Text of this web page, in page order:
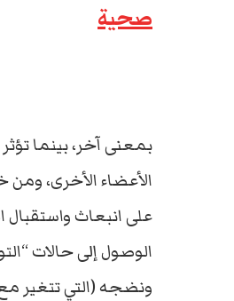
صحية
بمعنى آخر، بينما
الأعضاء الأخرى،
على انبعاث
الوصول إلى حالات
ونضجه (التي تتغير